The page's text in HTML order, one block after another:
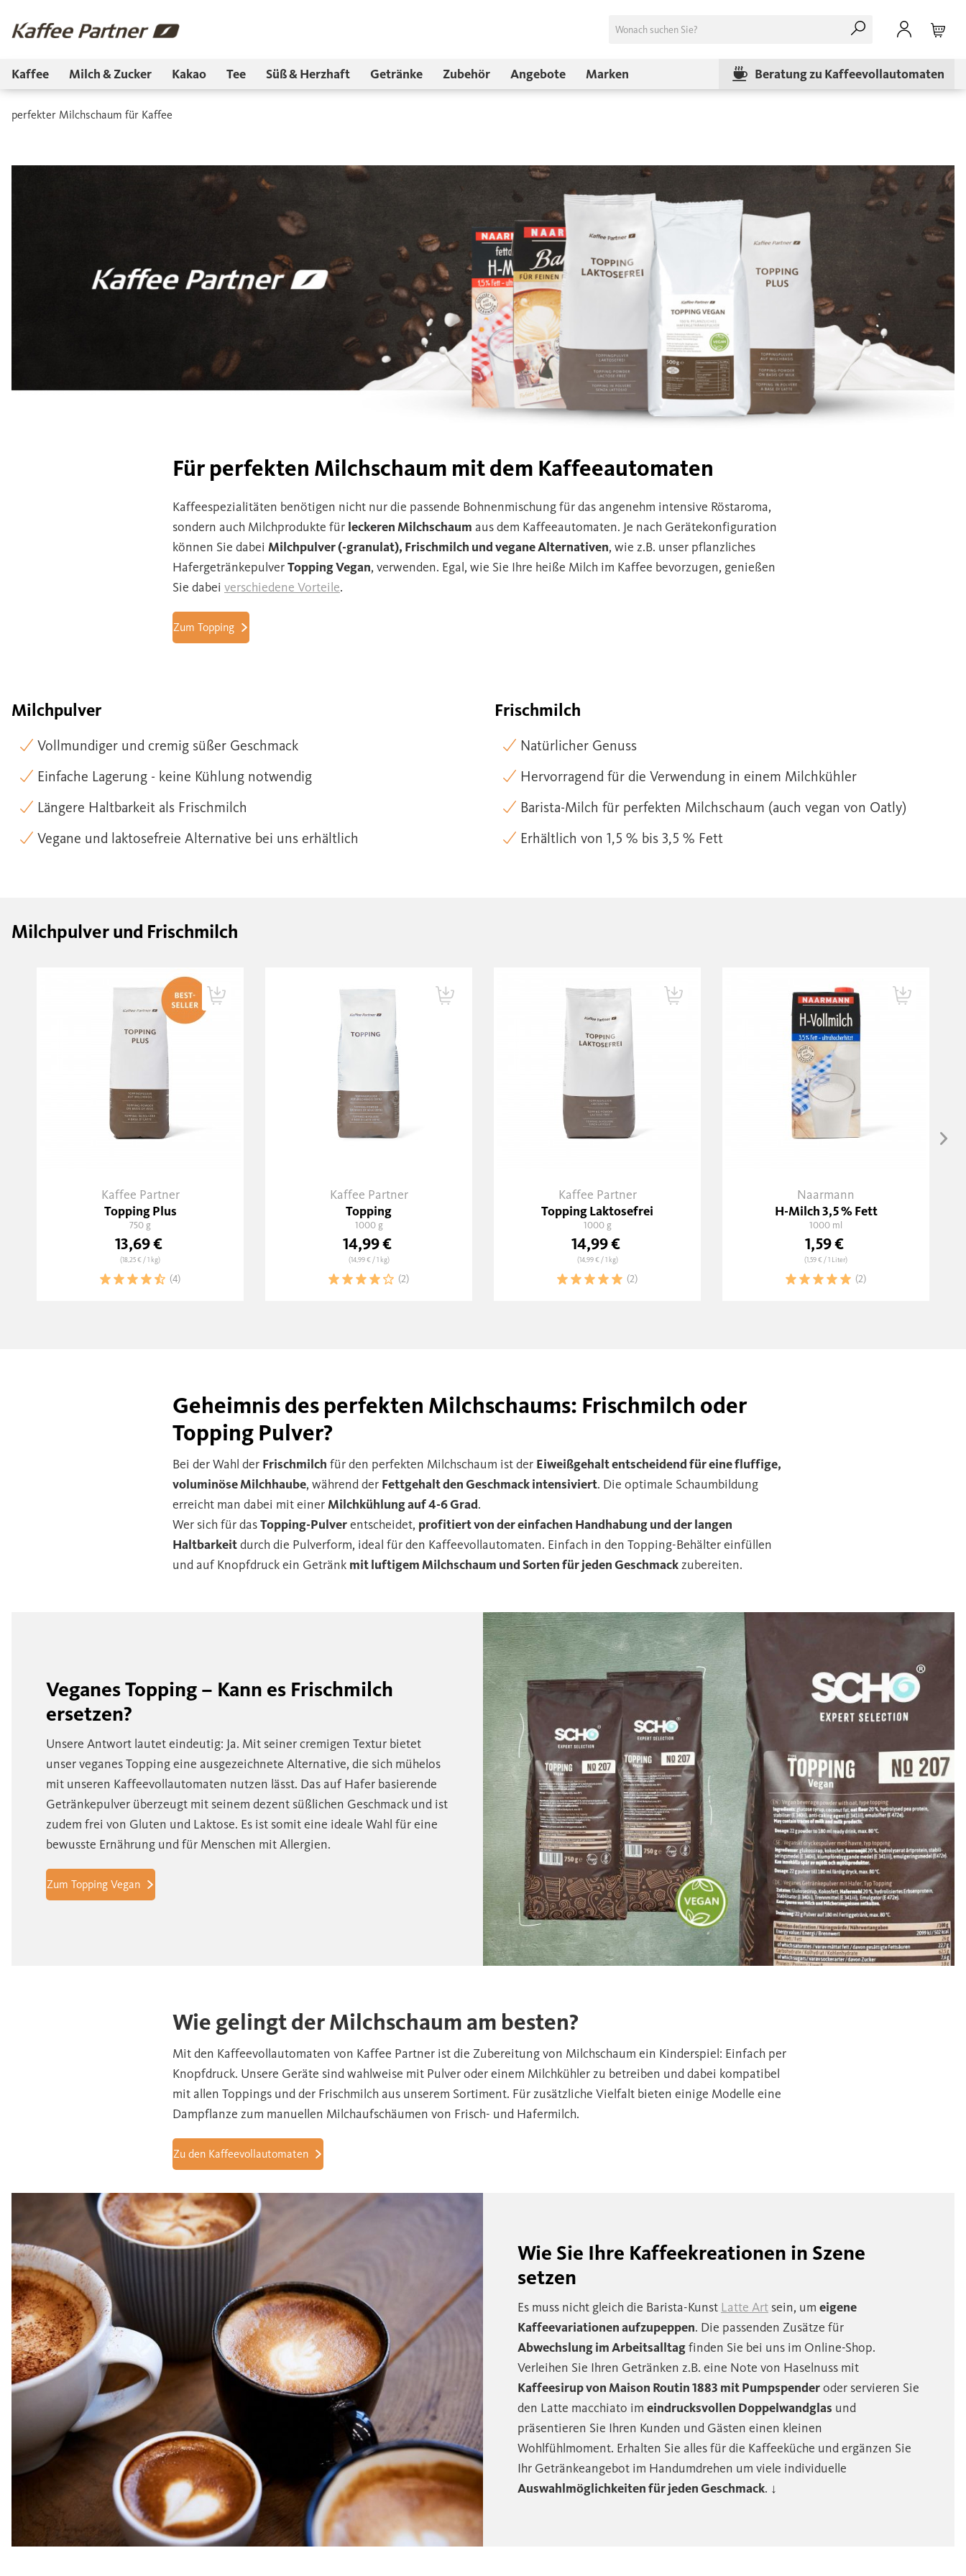
Kaffee Milch & Zucker Kakao Tee Süß & Herzhaft Getränke Zubehör Angebote Marken Beratung zu Kaffeevollautomaten
perfekter Milchschaum für Kaffee
Für perfekten Milchschaum mit dem Kaffeeautomaten
Kaffeespezialitäten benötigen nicht nur die passende Bohnenmischung für das angenehm intensive Röstaroma,
sondern auch Milchprodukte für leckeren Milchschaum aus dem Kaffeeautomaten. Je nach Gerätekonfiguration
können Sie dabei Milchpulver (-granulat), Frischmilch und vegane Alternativen, wie z.B. unser pflanzliches
HafergetränkepulverTopping Vegan, verwenden. Egal, wie Sie Ihre heiße Milch im Kaffee bevorzugen, genießen
Sie dabei verschiedene Vorteile.
Zum Topping
Milchpulver
Vollmundiger und cremig süßer Geschmack
Einfache Lagerung - keine Kühlung notwendig
Längere Haltbarkeit als Frischmilch
Vegane und laktosefreie Alternative bei uns erhältlich
Frischmilch
Natürlicher Genuss
Hervorragend für die Verwendung in einem Milchkühler
Barista-Milch für perfekten Milchschaum (auch vegan von Oatly)
Erhältlich von 1,5 % bis 3,5 % Fett
Milchpulver und Frischmilch
Kaffee Partner
Topping Plus
750 g
13,69 €
(18,25 €/ 1 kg)
(4)
Kaffee Partner
Topping
1000 g
14,99 €
(14,99 €/ 1 kg)
(2)
Kaffee Partner
Topping Laktosefrei
1000 g
14,99 €
(14,99 €/ 1 kg)
(2)
Naarmann
H-Milch 3,5 % Fett
1000 ml
1,59 €
(1,59 €/ 1 Liter)
(2)
Geheimnis des perfekten Milchschaums: Frischmilch oder
Topping Pulver?
Bei der Wahl der Frischmilch für den perfekten Milchschaum ist der Eiweißgehalt entscheidend für eine fluffige,
voluminöse Milchhaube, während der Fettgehalt den Geschmack intensiviert. Die optimale Schaumbildung
erreicht man dabei mit einerMilchkühlung auf 4-6 Grad.
Wer sich für dasTopping-Pulverentscheidet, profitiert von der einfachen Handhabung und der langen
Haltbarkeitdurch die Pulverform, ideal für den Kaffeevollautomaten. Einfach in den Topping-Behälter einfüllen
und auf Knopfdruck ein Getränk mit luftigem Milchschaum und Sorten für jeden Geschmackzubereiten.
Veganes Topping – Kann es Frischmilch
ersetzen?
Unsere Antwort lautet eindeutig: Ja. Mit seiner cremigen Textur bietet
unser veganes Topping eine ausgezeichnete Alternative, die sich mühelos
mit unseren Kaffeevollautomaten nutzen lässt. Das auf Hafer basierende
Getränkepulver überzeugt mit seinem dezent süßlichen Geschmack und ist
zudem frei von Gluten und Laktose. Es ist somit eine ideale Wahl für eine
bewusste Ernährung und für Menschen mit Allergien.
Zum Topping Vegan
Wie gelingt der Milchschaum am besten?
Mit den Kaffeevollautomaten von Kaffee Partner ist die Zubereitung von Milchschaum ein Kinderspiel: Einfach per
Knopfdruck. Unsere Geräte sind wahlweise mit Pulver oder einem Milchkühler zu betreiben und dabei kompatibel
mit allen Toppings und der Frischmilch aus unserem Sortiment. Für zusätzliche Vielfalt bieten einige Modelle eine
Dampflanze zum manuellen Milchaufschäumen von Frisch- und Hafermilch.
Zu den Kaffeevollautomaten
Wie Sie Ihre Kaffeekreationen in Szene
setzen
Es muss nicht gleich die Barista-Kunst Latte Art sein, um eigene
Kaffeevariationen aufzupeppen. Die passenden Zusätze für
Abwechslung im Arbeitsalltagfinden Sie bei uns im Online-Shop.
Verleihen Sie Ihren Getränken z.B. eine Note von Haselnuss mit
Kaffeesirup von Maison Routin 1883 mit Pumpspenderoder servieren Sie
den Latte macchiato im eindrucksvollen Doppelwandglas und
präsentieren Sie Ihren Kunden und Gästen einen kleinen
Wohlfühlmoment. Erhalten Sie alles für die Kaffeeküche und ergänzen Sie
Ihr Getränkeangebot im Handumdrehen um viele individuelle
Auswahlmöglichkeiten für jeden Geschmack. ↓